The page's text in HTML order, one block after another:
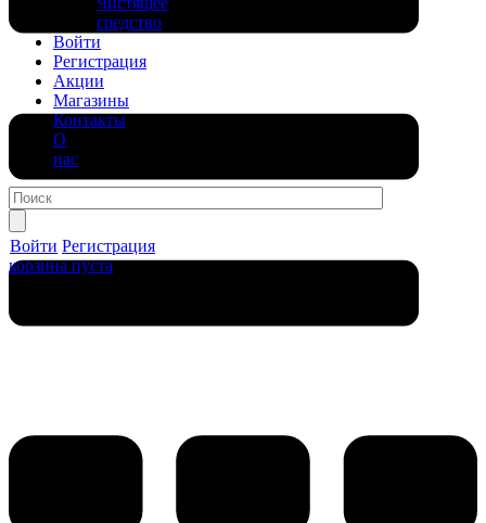
средство
Войти
Регистрация
Акции
Магазины
Контакты
О
нас
Войти Регистрация
корзина пуста